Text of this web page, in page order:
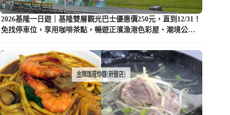
2026基隆一日遊｜基隆雙層觀光巴士優惠價250元，直到12/31！
免找停車位，享用咖啡茶點，暢遊正濱漁港色彩屋、潮境公園